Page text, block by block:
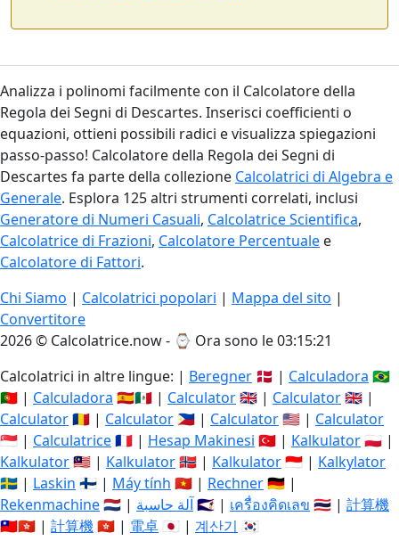
Analizza i polinomi facilmente con il Calcolatore della
Regola dei Segni di Descartes. Inserisci coefficienti o
equazioni, ottieni possibili radici e visualizza spiegazioni
passo-passo! Calcolatore della Regola dei Segni di
Descartes fa parte della collezione Calcolatrici di Algebra e
Generale. Esplora 125 altri strumenti correlati, inclusi
Generatore di Numeri Casuali, Calcolatrice Scientifica,
Calcolatrice di Frazioni, Calcolatore Percentuale e
Calcolatore di Fattori.
Chi Siamo | Calcolatrici popolari | Mappa del sito |
Convertitore
2026 © Calcolatrice.now - ⌚ Ora sono le 03:15:22
Calcolatrici in altre lingue: | Beregner 🇩🇰 | Calculadora 🇧🇷
🇵🇹 | Calculadora 🇪🇸🇲🇽 | Calculator🇬🇧 | Calculator🇬🇧 |
Calculator🇷🇴 | Calculator 🇵🇭 | Calculator🇺🇸 | Calculator
🇸🇬 | Calculatrice🇫🇷 | Hesap Makinesi 🇹🇷 | Kalkulator🇵🇱 |
Kalkulator🇲🇾 | Kalkulator🇳🇴 | Kalkulator🇮🇩 | Kalkylator
🇸🇪 | Laskin 🇫🇮 | Máy tính 🇻🇳 | Rechner🇩🇪 |
Rekenmachine🇳🇱 | آلة حاسبة🇸🇦 | เครื่องคิดเลข 🇹🇭 | 計算機
🇹🇼🇭🇰 | 計算機🇭🇰 | 電卓 🇯🇵 | 계산기 🇰🇷